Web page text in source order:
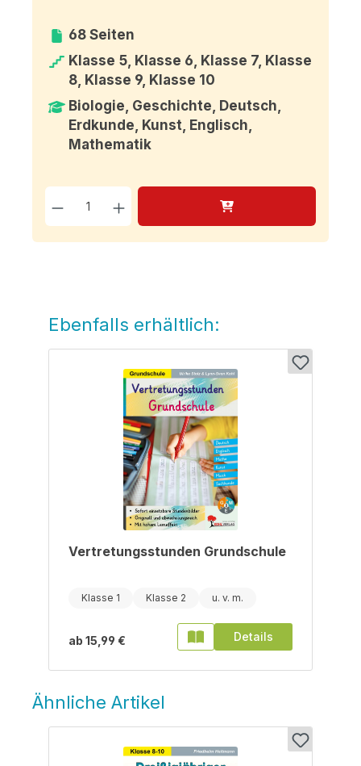
68 Seiten
Klasse 5, Klasse 6, Klasse 7, Klasse
8, Klasse 9, Klasse 10
Biologie, Geschichte, Deutsch,
Erdkunde, Kunst, Englisch,
Mathematik
Produkt Anzahl: Gib den
Produktgalerie überspringen
Ebenfalls erhältlich:
Vertretungsstunden Grundschule
Klasse 1 Klasse 2
ab 15,99 € Details
Ähnliche Artikel